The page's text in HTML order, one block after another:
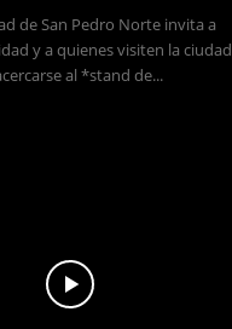
de San Pedro Norte invita a
y a quienes visiten la ciudad
al *stand de...